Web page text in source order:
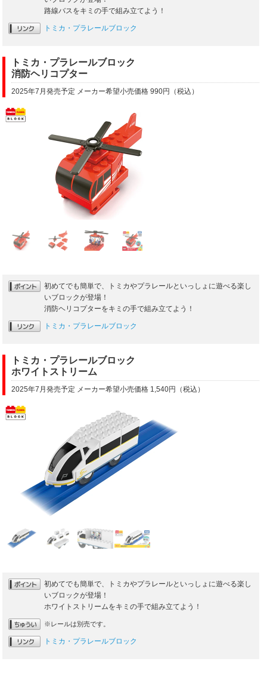
路線バスをキミの手で組み立てよう！
トミカ・プラレールブロック
トミカ・プラレールブロック
消防ヘリコプター
2025年7月発売予定 メーカー希望小売価格 990円（税込）
初めてでも簡単で、トミカやプラレールといっしょに遊べる楽し
いブロックが登場！
消防ヘリコプターをキミの手で組み立てよう！
トミカ・プラレールブロック
トミカ・プラレールブロック
ホワイトストリーム
2025年7月発売予定 メーカー希望小売価格 1,540円（税込）
初めてでも簡単で、トミカやプラレールといっしょに遊べる楽し
いブロックが登場！
ホワイトストリームをキミの手で組み立てよう！
※レールは別売です。
トミカ・プラレールブロック